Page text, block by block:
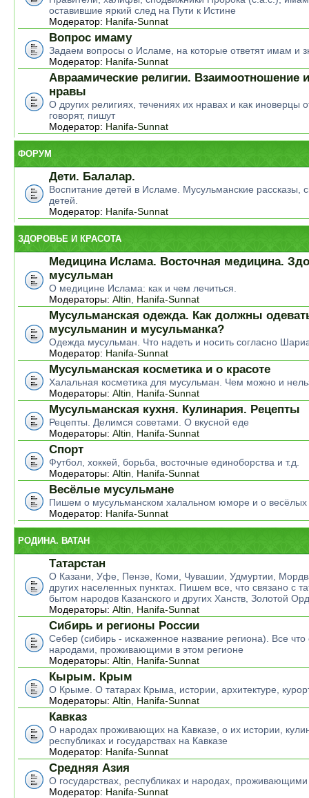
оставившие яркий след на Пути к Истине
Модератор: Hanifa-Sunnat
Вопрос имаму
Задаем вопросы о Исламе, на которые ответят имам и
Модератор: Hanifa-Sunnat
Авраамические религии. Взаимоотношение
нравы
О других религиях, течениях их нравах и как иноверцы
говорят, пишут
Модератор: Hanifa-Sunnat
ФОРУМ
Дети. Балалар.
Воспитание детей в Исламе. Мусульманские рассказы,
детей.
Модератор: Hanifa-Sunnat
ЗДОРОВЬЕ И КРАСОТА
Медицина Ислама. Восточная медицина.
мусульман
О медицине Ислама: как и чем лечиться.
Модераторы: Altin Hanifa-Sunnat
Мусульманская одежда. Как должны
мусульманин и мусульманка?
Одежда мусульман. Что надеть и носить согласно
Модератор: Hanifa-Sunnat
Мусульманская косметика и о красоте
Халальная косметика для мусульман. Чем можно и
Модераторы: Altin Hanifa-Sunnat
Мусульманская кухня. Кулинария. Рецепты
Рецепты. Делимся советами. О вкусной еде
Модераторы: Altin Hanifa-Sunnat
Спорт
Футбол, хоккей, борьба, восточные единоборства и т.д.
Модераторы: Altin Hanifa-Sunnat
Весёлые мусульмане
Пишем о мусульманском халальном юморе и о весёлых
Модератор: Hanifa-Sunnat
РОДИНА. ВАТАН
Татарстан
О Казани, Уфе, Пензе, Коми, Чувашии, Удмуртии,
других населенных пунктах. Пишем все, что связано с
бытом народов Казанского и других Ханств, Золотой
Модераторы: Altin Hanifa-Sunnat
Сибирь и регионы России
Себер (сибирь - искаженное название региона). Все что
народами, проживающими в этом регионе
Модераторы: Altin Hanifa-Sunnat
Кырым. Крым
О Крыме. О татарах Крыма, истории, архитектуре,
Модераторы: Altin Hanifa-Sunnat
Кавказ
О народах проживающих на Кавказе, о их истории,
республиках и государствах на Кавказе
Модератор: Hanifa-Sunnat
Средняя Азия
О государствах, республиках и народах,
Модератор: Hanifa-Sunnat